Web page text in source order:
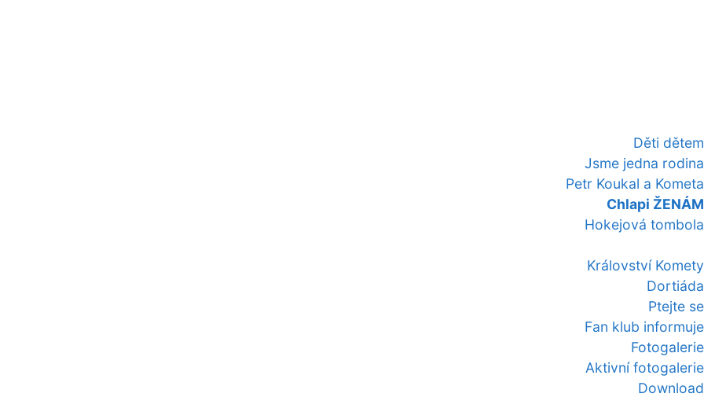
Děti dětem
Jsme jedna rodina
Petr Koukal a Kometa
Chlapi ŽENÁM
Hokejová tombola
Království Komety
Dortiáda
Ptejte se
Fan klub informuje
Fotogalerie
Aktivní fotogalerie
Download